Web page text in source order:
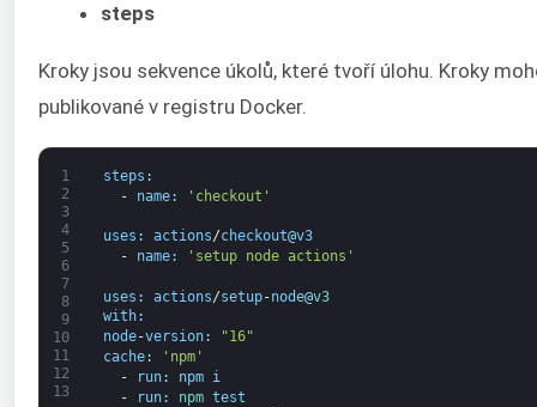
steps
Kroky jsou sekvence úkolů, které tvoří úlohu. Kroky
publikované v registru Docker.
1
2
3
4
5
6
7
8
9
10
11
12
13
steps :
-
name: 'checkout'
uses : actions/checkout@v3
-
name: 'setup node actions'
uses : actions/setup-node@v3
with:
node-version:
"16"
cache:
'npm'
-
run: npm
i
-
run: npm test